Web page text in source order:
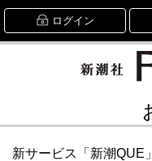
ログイン
新サービス「新潮QUE